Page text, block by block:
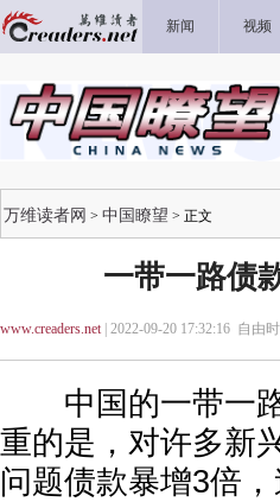
新闻 视频
万维读者网 > 中国瞭望 > 正文
一带一路债
www.creaders.net| 2022-09-20 17:32:16 自由时
中国的一带一路
重的是，对许多新
问题债款暴增3倍